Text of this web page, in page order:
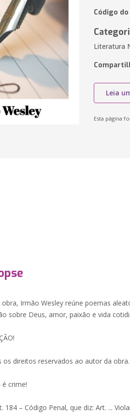
Código
Literatura
Leia
Esta página
obra, Irmão Wesley reúne poemas
sobre Deus, amor, paixão e vida
os direitos reservados ao autor da obra.
é crime!
184 – Código Penal, que diz: Art. ...